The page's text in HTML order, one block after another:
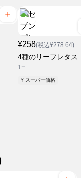
¥258(税込¥278.64)
4種のリーフレタス
1コ
¥ スーパー価格